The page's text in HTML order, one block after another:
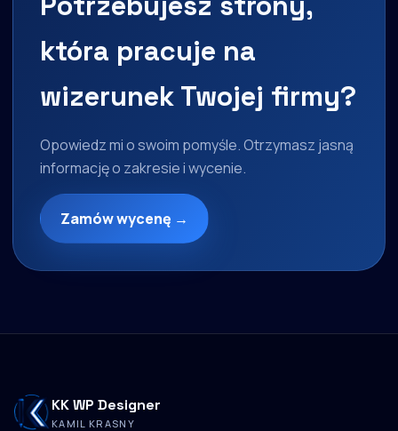
która pracuje na
wizerunek Twojej firmy?
Opowiedz mi o swoim pomyśle. Otrzymasz jasną
informację o zakresie i wycenie.
Zamów wycenę →
KK WP Designer
KAMIL KRASNY